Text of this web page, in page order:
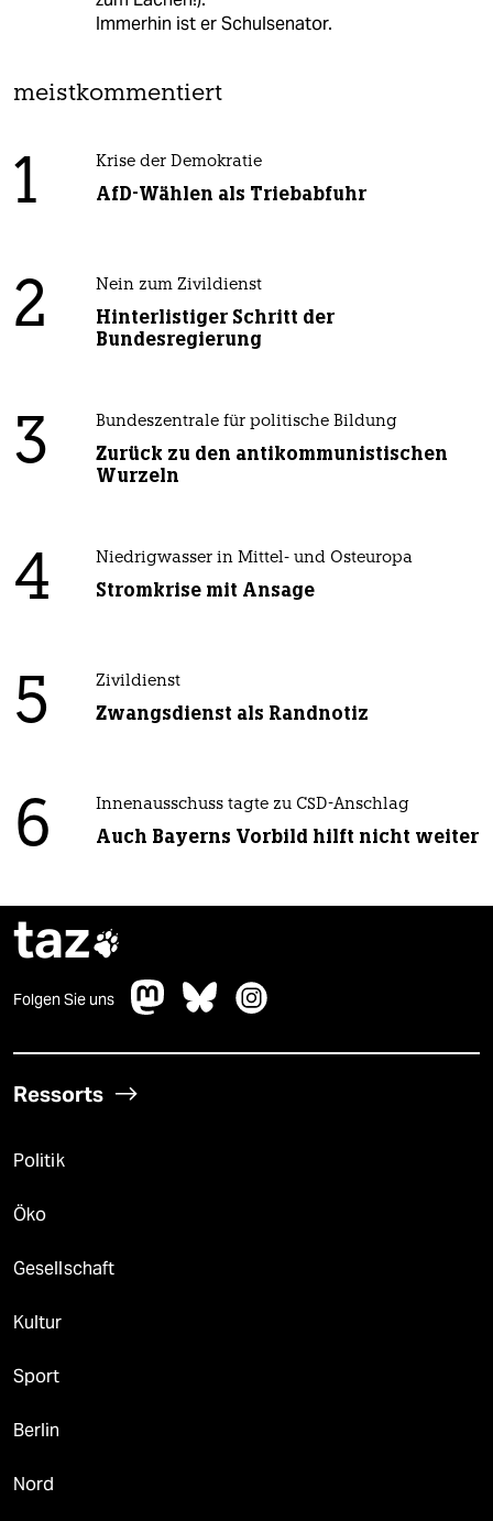
Immerhin ist er Schulsenator.
meistkommentiert
1 Krise der Demokratie
AfD-Wählen als Triebabfuhr
2 Nein zum Zivildienst
Hinterlistiger Schritt der
Bundesregierung
3 Bundeszentrale für politische Bildung
Zurück zu den antikommunistischen
Wurzeln
4 Niedrigwasser in Mittel- und Osteuropa
Stromkrise mit Ansage
5 Zivildienst
Zwangsdienst als Randnotiz
6 Innenausschuss tagte zu CSD-Anschlag
Auch Bayerns Vorbild hilft nicht weiter
taz
Folgen Sie uns
Ressorts
Politik
Öko
Gesellschaft
Kultur
Sport
Berlin
Nord